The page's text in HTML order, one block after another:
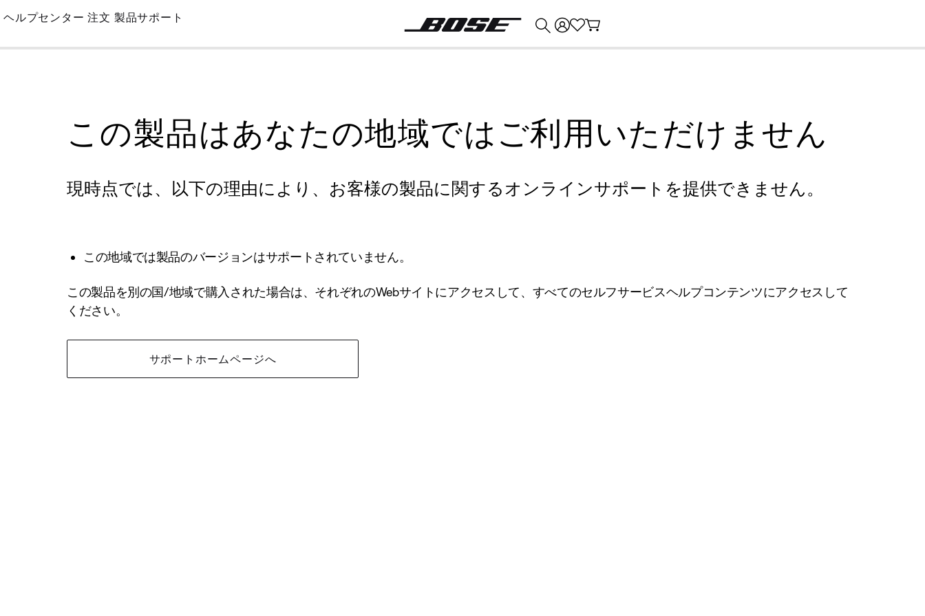
Skip
Main
ヘルプセンター 注文 製品サポート
この製品はあなたの地域ではご利用いただけません
現時点では、以下の理由により、お客様の製品に関するオンラインサポートを提供できません。
この地域では製品のバージョンはサポートされていません。
この製品を別の国/地域で購入された場合は、それぞれのWebサイトにアクセスして、すべてのセルフサービスヘルプコンテンツにアクセスして
ください。
サポートホームページへ